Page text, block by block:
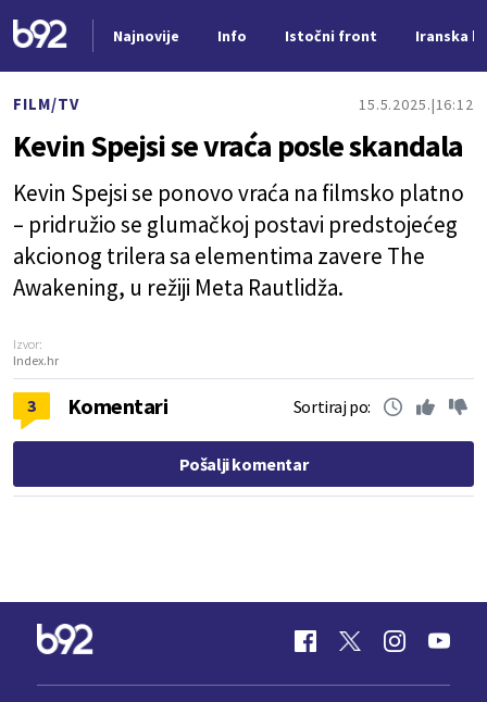
Najnovije Info Istočni front Iranska
FILM/TV 15.5.2025. 16:12
Kevin Spejsi se vraća posle skandala
Kevin Spejsi se ponovo vraća na filmsko platno
– pridružio se glumačkoj postavi predstojećeg
akcionog trilera sa elementima zavere The
Awakening, u režiji Meta Rautlidža.
Izvor:
Index.hr
3 Komentari Sortiraj po:
Pošalji komentar